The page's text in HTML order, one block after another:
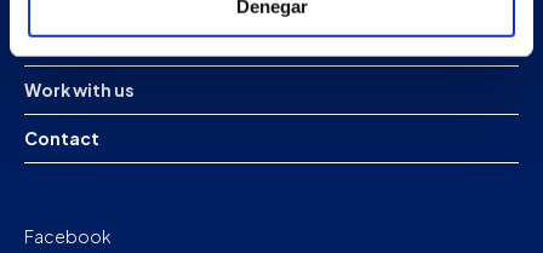
Denegar
News
Work with us
Contact
Facebook